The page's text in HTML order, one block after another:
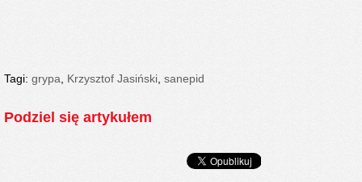
Tagi: grypa Krzysztof Jasiński sanepid
Podziel się artykułem